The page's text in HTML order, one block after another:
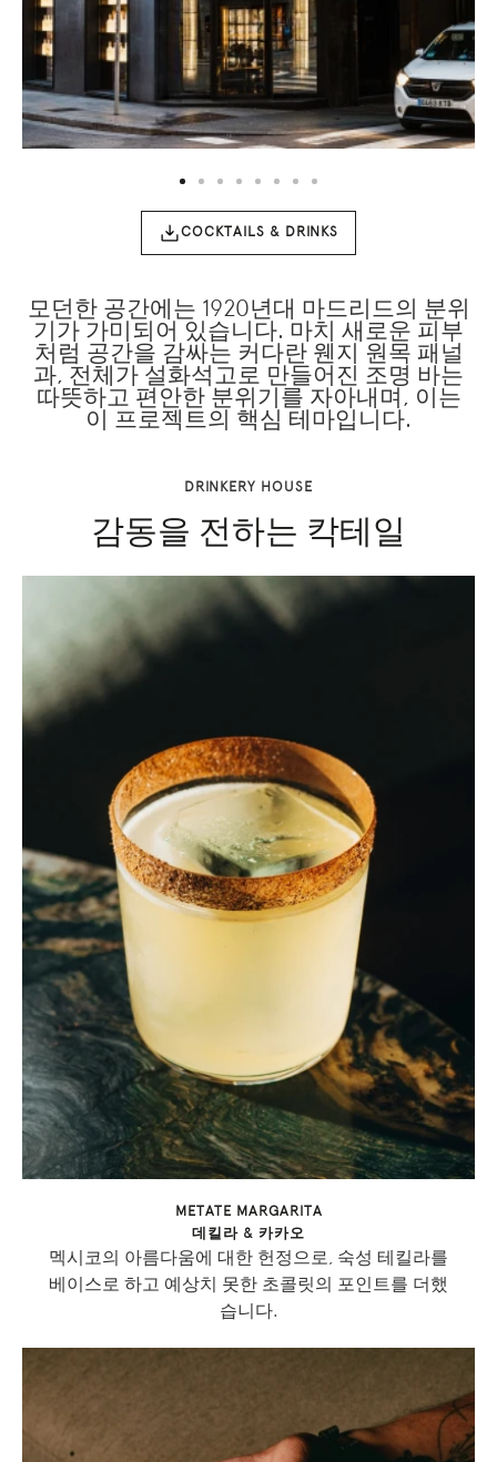
“GLASS” y fachada iluminada junto a la calle.">
COCKTAILS & DRINKS
모던한 공간에는 1920년대 마드리드의 분위
기가 가미되어 있습니다. 마치 새로운 피부
처럼 공간을 감싸는 커다란 웬지 원목 패널
과, 전체가 설화석고로 만들어진 조명 바는
따뜻하고 편안한 분위기를 자아내며, 이는
이 프로젝트의 핵심 테마입니다.
DRINKERY HOUSE
감동을 전하는 칵테일
METATE MARGARITA
데킬라 & 카카오
멕시코의 아름다움에 대한 헌정으로, 숙성 테킬라를
베이스로 하고 예상치 못한 초콜릿의 포인트를 더했
습니다.